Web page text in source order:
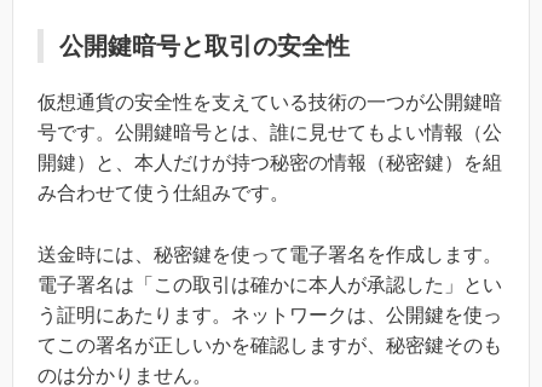
公開鍵暗号と取引の安全性
仮想通貨の安全性を支えている技術の一つが公開鍵暗
号です。公開鍵暗号とは、誰に見せてもよい情報（公
開鍵）と、本人だけが持つ秘密の情報（秘密鍵）を組
み合わせて使う仕組みです。
送金時には、秘密鍵を使って電子署名を作成します。
電子署名は「この取引は確かに本人が承認した」とい
う証明にあたります。ネットワークは、公開鍵を使っ
てこの署名が正しいかを確認しますが、秘密鍵そのも
のは分かりません。